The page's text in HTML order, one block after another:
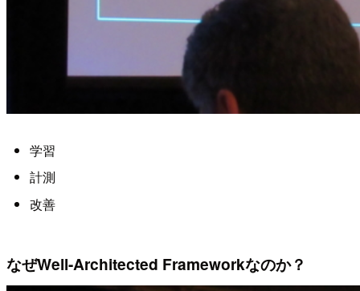
学習
計測
改善
なぜWell-Architected Frameworkなのか？